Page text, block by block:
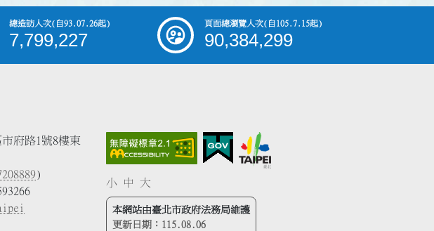
總造訪人次(自93.07.26起)
7,799,227
頁面總瀏覽人次(自105.7.15起)
90,384,299
府路1號8樓東
)
小 中 大
本網站由臺北市政府法務局維護
更新日期： 115.08.06